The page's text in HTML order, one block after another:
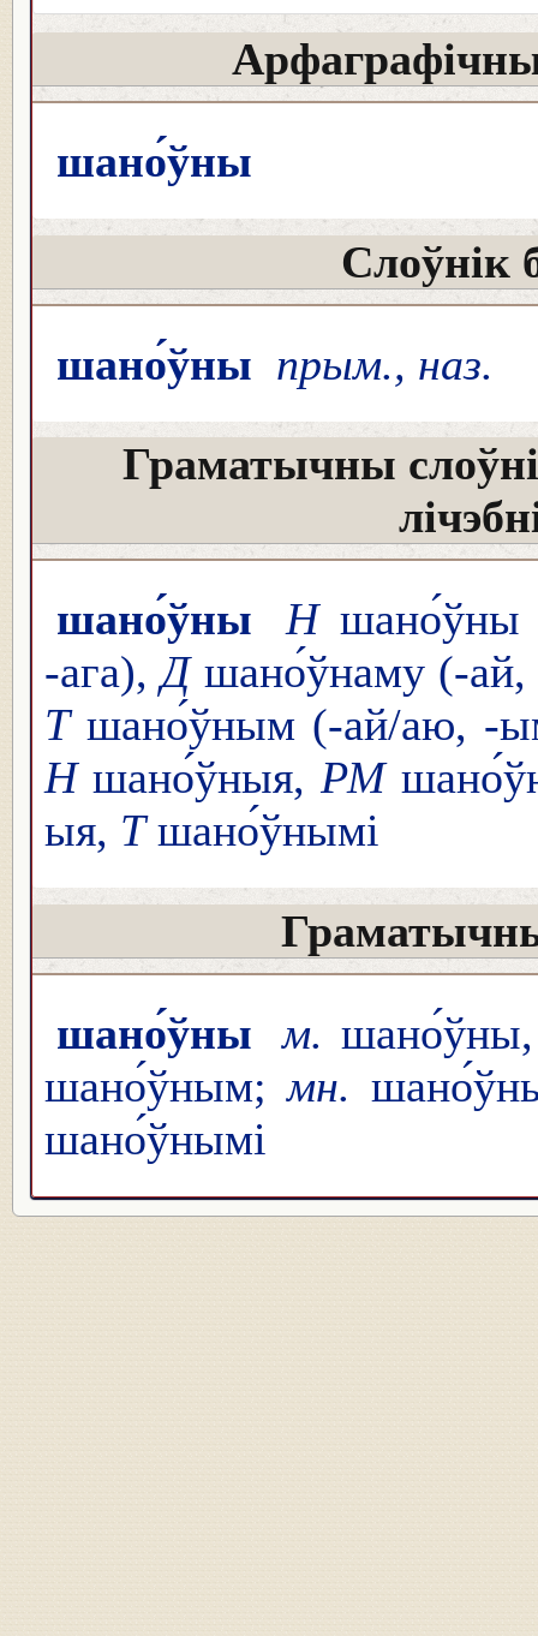
шано́ўны
Слоўнік
шано́ўны прым., наз.
Граматычны
шано́ўны Ншано́ўны
-ага),Дшано́ўнаму (-
Тшано́ўным (-ай/аю, -
Ншано́ўныя, РМ
ыя, Тшано́ўнымі
шано́ўны м.
шано́ўным;мн.
шано́ўнымі